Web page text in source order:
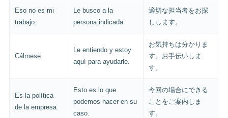
Eso no es mi
trabajo.
Le busco a la
persona indicada.
適切な担当者をお探
しします。
Cálmese.
Le entiendo y estoy
aquí para ayudarle.
お気持ちは分かりま
す、お手伝いしま
す。
Es la política
de la empresa.
Esto es lo que
podemos hacer en su
caso.
今回の場合にできる
ことをご案内しま
す。